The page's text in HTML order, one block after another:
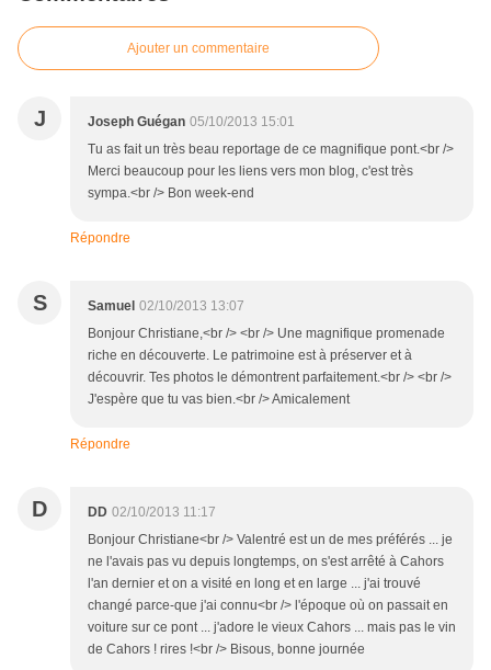
Ajouter un commentaire
J Joseph Guégan 05/10/2013 15:01
Tu as fait un très beau reportage de ce magnifique pont.<br />
Merci beaucoup pour les liens vers mon blog, c'est très
sympa.<br /> Bon week-end
Répondre
S Samuel 02/10/2013 13:07
Bonjour Christiane,<br /> <br /> Une magnifique promenade
riche en découverte. Le patrimoine est à préserver et à
découvrir. Tes photos le démontrent parfaitement.<br /> <br />
J'espère que tu vas bien.<br /> Amicalement
Répondre
D DD 02/10/2013 11:17
Bonjour Christiane<br /> Valentré est un de mes préférés ... je
ne l'avais pas vu depuis longtemps, on s'est arrêté à Cahors
l'an dernier et on a visité en long et en large ... j'ai trouvé
changé parce-que j'ai connu<br /> l'époque où on passait en
voiture sur ce pont ... j'adore le vieux Cahors ... mais pas le vin
de Cahors ! rires !<br /> Bisous, bonne journée